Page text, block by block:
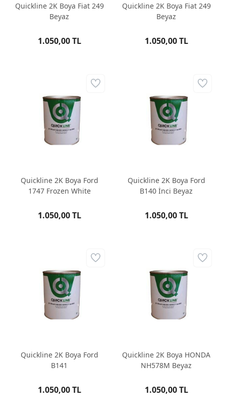
Quickline 2K Boya Fiat 249
Beyaz
1.050,00 TL
Quickline 2K Boya Fiat 249
Beyaz
1.050,00 TL
Quickline 2K Boya Ford
1747 Frozen White
1.050,00 TL
Quickline 2K Boya Ford
B140 İnci Beyaz
1.050,00 TL
Quickline 2K Boya Ford
B141
1.050,00 TL
Quickline 2K Boya HONDA
NH578M Beyaz
1.050,00 TL